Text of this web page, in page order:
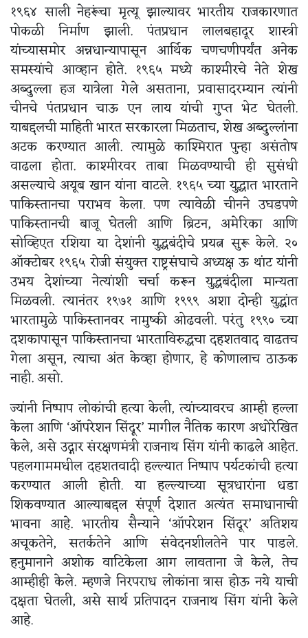
१९६४ साली नेहरूंचा मृत्यू झाल्यावर भारतीय राजकारणात
पोकळी निर्माण झाली. पंतप्रधान लालबहादूर शास्त्री
यांच्यासमोर अन्नधान्यापासून आर्थिक चणचणीपर्यंत अनेक
समस्यांचे आव्हान होते. १९६५ मध्ये काश्मीरचे नेते शेख
अब्दुल्ला हज यात्रेला गेले असताना, प्रवासादरम्यान त्यांनी
चीनचे पंतप्रधान चाऊ एन लाय यांची गुप्त भेट घेतली.
याबद्दलची माहिती भारत सरकारला मिळताच, शेख अब्दुल्लांना
अटक करण्यात आली. त्यामुळे काश्मिरात पुन्हा असंतोष
वाढला होता. काश्मीरवर ताबा मिळवण्याची ही सुसंधी
असल्याचे अयूब खान यांना वाटले. १९६५ च्या युद्धात भारताने
पाकिस्तानचा पराभव केला. पण त्यावेळी चीनने उघडपणे
पाकिस्तानची बाजू घेतली आणि ब्रिटन, अमेरिका आणि
सोव्हिएत रशिया या देशांनी युद्धबंदीचे प्रयत्न सुरू केले. २०
ऑक्टोबर १९६५ रोजी संयुक्त राष्ट्रसंघाचे अध्यक्ष ऊ थांट यांनी
उभय देशांच्या नेत्यांशी चर्चा करून युद्धबंदीला मान्यता
मिळवली. त्यानंतर १९७१ आणि १९९९ अशा दोन्ही युद्धांत
भारतामुळे पाकिस्तानवर नामुष्की ओढवली. परंतु १९९० च्या
दशकापासून पाकिस्तानचा भारताविरुद्धचा दहशतवाद वाढतच
गेला असून, त्याचा अंत केव्हा होणार, हे कोणालाच ठाऊक
नाही. असो.
ज्यांनी निष्पाप लोकांची हत्या केली, त्यांच्यावरच आम्ही हल्ला
केला आणि ‘ऑपरेशन सिंदूर’ मागील नैतिक कारण अधोरेखित
केले, असे उद्गार संरक्षणमंत्री राजनाथ सिंग यांनी काढले आहेत.
पहलगाममधील दहशतवादी हल्ल्यात निष्पाप पर्यटकांची हत्या
करण्यात आली होती. या हल्ल्याच्या सूत्रधारांना धडा
शिकवण्यात आल्याबद्दल संपूर्ण देशात अत्यंत समाधानाची
भावना आहे. भारतीय सैन्याने ‘ऑपरेशन सिंदूर’ अतिशय
अचूकतेने, सतर्कतेने आणि संवेदनशीलतेने पार पाडले.
हनुमानाने अशोक वाटिकेला आग लावताना जे केले, तेच
आम्हीही केले. म्हणजे निरपराध लोकांना त्रास होऊ नये याची
दक्षता घेतली, असे सार्थ प्रतिपादन राजनाथ सिंग यांनी केले
आहे.